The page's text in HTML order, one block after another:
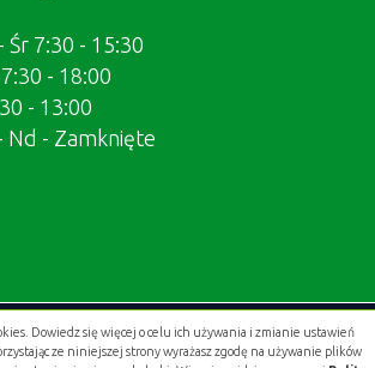
Dowiedz się więcej o celu ich używania i zmianie ustawień
ze niniejszej strony wyrażasz zgodę na używanie plików
Śr 7:30 - 15:30
- 18:00
- 13:00
Nd - Zamknięte
i wykonanie:.gold studio digital